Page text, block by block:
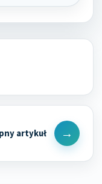
Next
Post